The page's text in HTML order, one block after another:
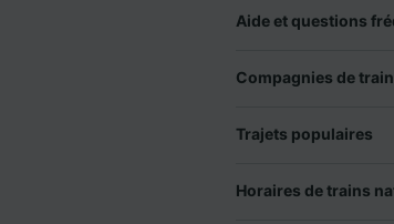
Aide et questions
Compagnies de
Trajets populaires
Horaires de trains